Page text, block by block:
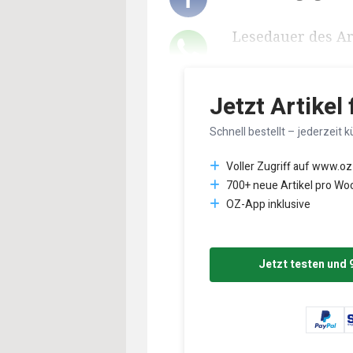
Lesedauer des
Jetzt Artikel
Schnell bestellt – jederzeit
Voller Zugriff auf
700+ neue Artikel pro
OZ-App inklusive
Jetzt testen und